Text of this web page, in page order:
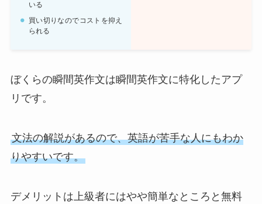
いる
買い切りなのでコストを抑え
られる
ぼくらの瞬間英作文は瞬間英作文に特化したアプ
リです。
文法の解説があるので、英語が苦手な人にもわか
りやすいです。
デメリットは上級者にはやや簡単なところと無料